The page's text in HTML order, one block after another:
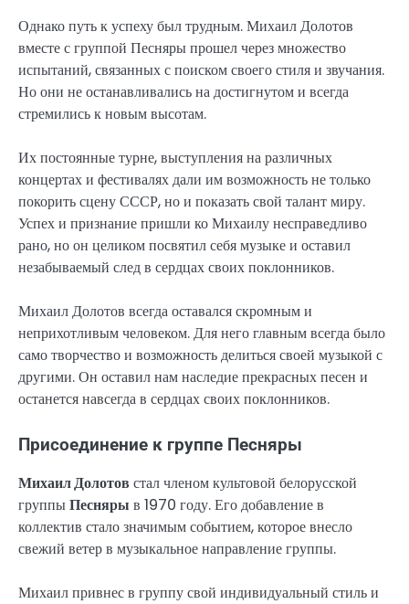
Однако путь к успеху был трудным. Михаил Долотов
вместе с группой Песняры прошел через множество
испытаний, связанных с поиском своего стиля и звучания.
Но они не останавливались на достигнутом и всегда
стремились к новым высотам.
Их постоянные турне, выступления на различных
концертах и фестивалях дали им возможность не только
покорить сцену СССР, но и показать свой талант миру.
Успех и признание пришли ко Михаилу несправедливо
рано, но он целиком посвятил себя музыке и оставил
незабываемый след в сердцах своих поклонников.
Михаил Долотов всегда оставался скромным и
неприхотливым человеком. Для него главным всегда было
само творчество и возможность делиться своей музыкой с
другими. Он оставил нам наследие прекрасных песен и
останется навсегда в сердцах своих поклонников.
Присоединение к группе Песняры
Михаил Долотов стал членом культовой белорусской
группыПесняры в 1970 году. Его добавление в
коллектив стало значимым событием, которое внесло
свежий ветер в музыкальное направление группы.
Михаил привнес в группу свой индивидуальный стиль и